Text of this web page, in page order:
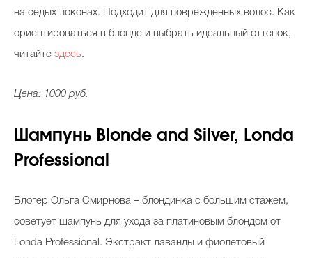
на седых локонах. Подходит для поврежденных волос. Как
ориентироваться в блонде и выбрать идеальный оттенок,
читайте здесь.
Цена: 1000 руб.
Шампунь Blonde and Silver, Londa
Professional
Блогер Ольга Смирнова – блондинка с большим стажем,
советует шампунь для ухода за платиновым блондом от
Londa Professional. Экстракт лаванды и фиолетовый